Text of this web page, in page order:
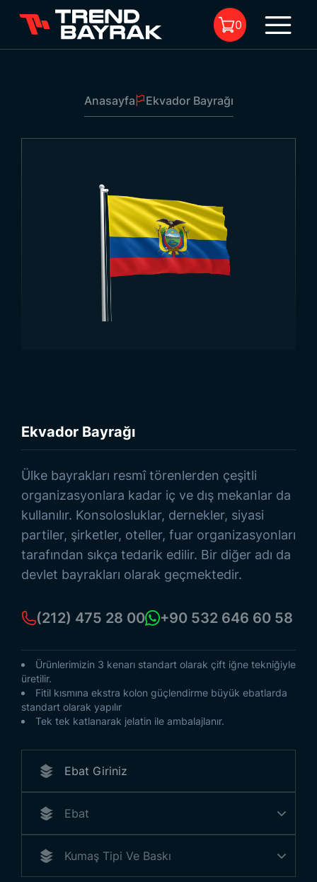
Ekvador Bayrağı
Kumaş Tipi Ve Baskı:
0
Anasayfa Ekvador Bayrağı
Ekvador Bayrağı
Ülke bayrakları resmî törenlerden çeşitli
organizasyonlara kadar iç ve dış mekanlar da
kullanılır. Konsolosluklar, dernekler, siyasi
partiler, şirketler, oteller, fuar organizasyonları
tarafından sıkça tedarik edilir. Bir diğer adı da
devlet bayrakları olarak geçmektedir.
(212) 475 28 00 +90 532 646 60 58
Ürünlerimizin 3 kenarı standart olarak çift iğne tekniğiyle
üretilir.
Fitil kısmına ekstra kolon güçlendirme büyük ebatlarda
standart olarak yapılır
Tek tek katlanarak jelatin ile ambalajlanır.
Ürünlere Göz At